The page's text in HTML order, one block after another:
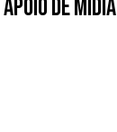
APOIO DE MÍDIA